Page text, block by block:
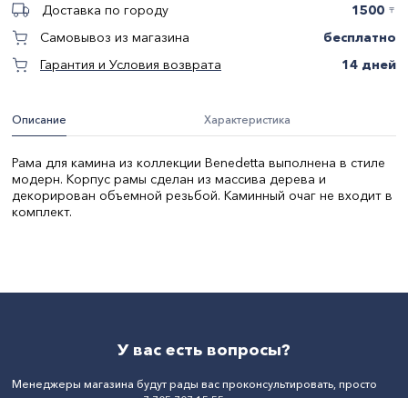
Описание Характеристика
Рама для камина из коллекции Benedetta выполнена в стиле
модерн. Корпус рамы сделан из массива дерева и
декорирован объемной резьбой. Каминный очаг не входит в
комплект.
Доставка по городу 1500 〒
Самовывоз из магазина
бесплатно
Гарантия и Условия возврата
14 дней
У вас есть вопросы?
Менеджеры магазина будут рады вас проконсультировать, просто